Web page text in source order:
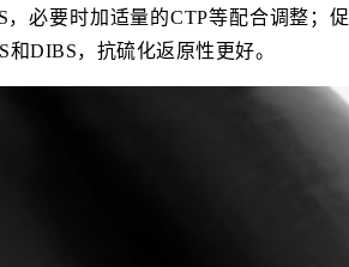
，必要时加适量的CTP等配合调整；
DIBS，抗硫化返原性更好。